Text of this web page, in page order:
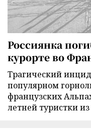
Россиянка
курорте во
Трагический
популярном
французских
летней туристки из